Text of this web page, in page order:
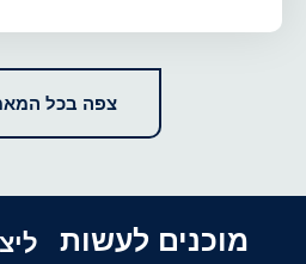
צפה בכל
מוכנים לעשות